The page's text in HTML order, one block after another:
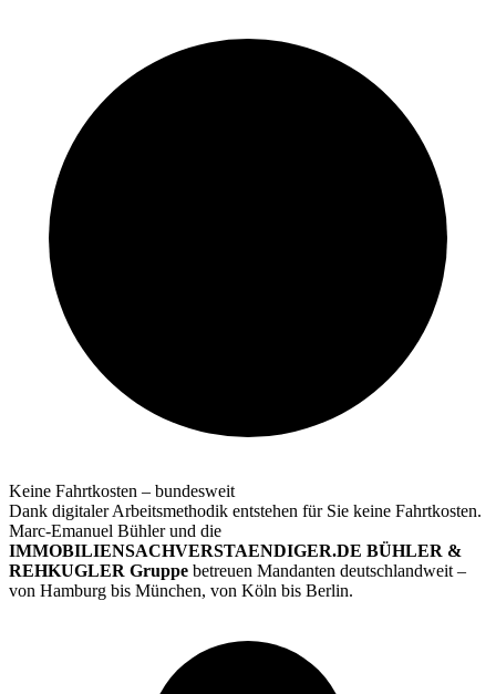
Keine Fahrtkosten – bundesweit
Dank digitaler Arbeitsmethodik entstehen für Sie keine Fahrtkosten.
Marc-Emanuel Bühler und die
IMMOBILIENSACHVERSTAENDIGER.DE BÜHLER &
REHKUGLER Gruppe betreuen Mandanten deutschlandweit –
von Hamburg bis München, von Köln bis Berlin.